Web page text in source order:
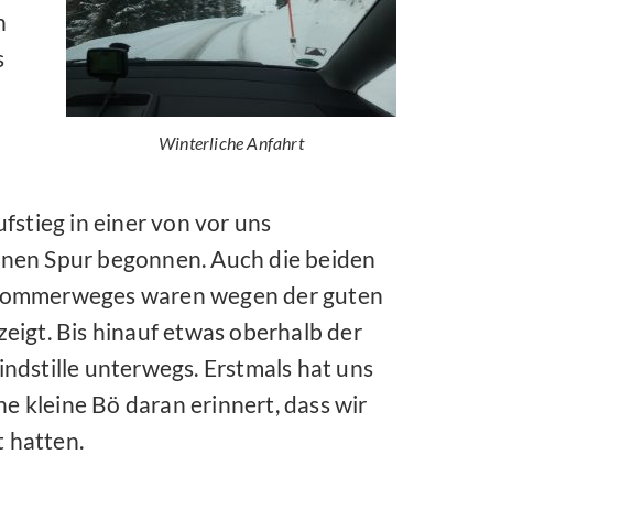
Winterliche Anfahrt
in einer von vor uns
Spur begonnen. Auch die beiden
waren wegen der guten
Bis hinauf etwas oberhalb der
unterwegs. Erstmals hat uns
kleine Bö daran erinnert, dass wir
hatten.